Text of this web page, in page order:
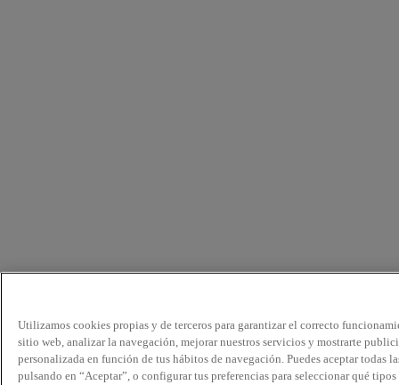
Utilizamos cookies propias y de terceros para garantizar el correcto
sitio web, analizar la navegación, mejorar nuestros servicios y mostrarte
personalizada en función de tus hábitos de navegación. Puedes aceptar todas
pulsando en “Aceptar”, o configurar tus preferencias para seleccionar qué tipos